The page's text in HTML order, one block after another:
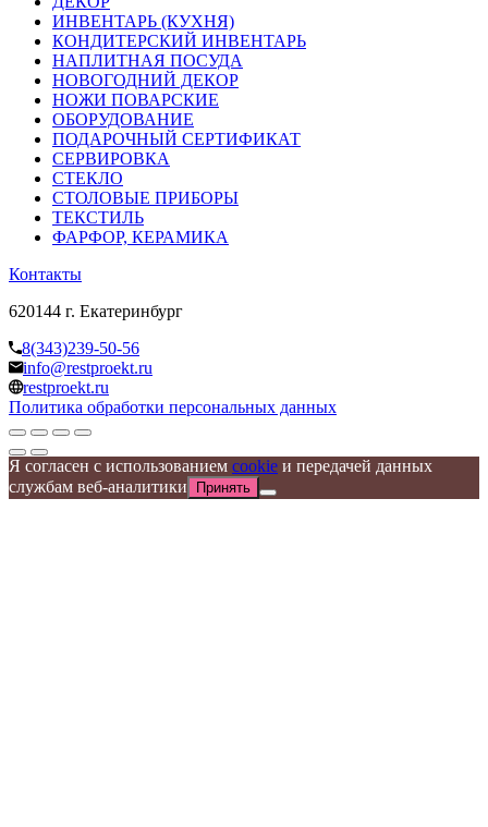
ИНВЕНТАРЬ (КУХНЯ)
КОНДИТЕРСКИЙ ИНВЕНТАРЬ
НАПЛИТНАЯ ПОСУДА
НОВОГОДНИЙ ДЕКОР
НОЖИ ПОВАРСКИЕ
ОБОРУДОВАНИЕ
ПОДАРОЧНЫЙ СЕРТИФИКАТ
СЕРВИРОВКА
СТЕКЛО
СТОЛОВЫЕ ПРИБОРЫ
ТЕКСТИЛЬ
ФАРФОР, КЕРАМИКА
Контакты
620144 г. Екатеринбург
8(343)239-50-56
info@restproekt.ru
restproekt.ru
Политика обработки персональных данных
Я согласен с использованием cookie и передачей данных
службам веб-аналитики
Принять